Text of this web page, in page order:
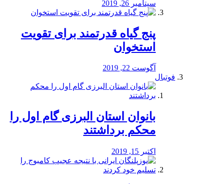
سپتامبر 26, 2019
پنج گیاه قدرتمند برای تقویت
استخوان
آگوست 22, 2019
فوتبال
بانوان استان البرزی گام اول را
محكم برداشتند
اکتبر 15, 2019